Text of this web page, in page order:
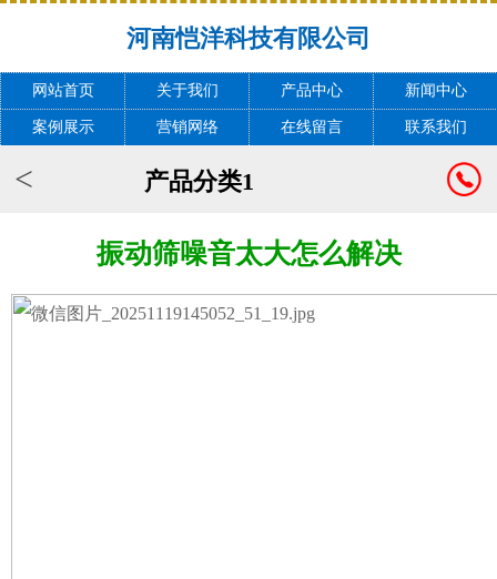
河南恺洋科技有限公司
网站首页 关于我们 产品中心 新闻中心
案例展示 营销网络 在线留言 联系我们
< 产品分类1
振动筛噪音太大怎么解决